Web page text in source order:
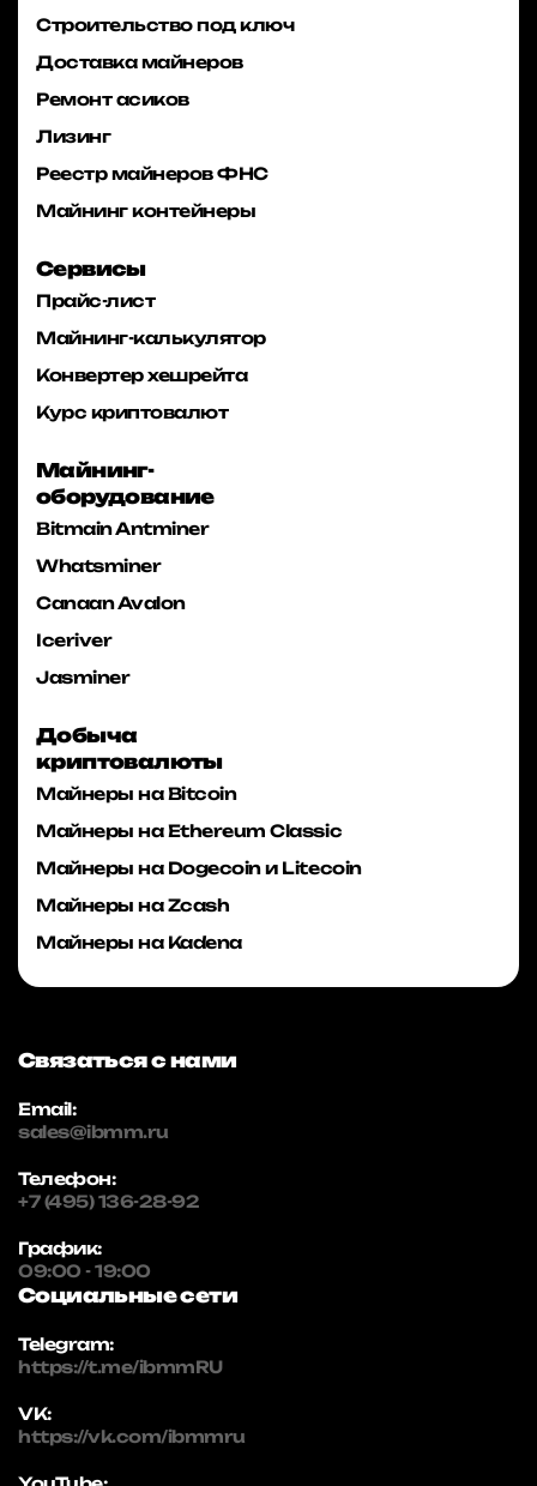
Строительство под ключ
Доставка майнеров
Ремонт асиков
Лизинг
Реестр майнеров ФНС
Майнинг контейнеры
Сервисы
Прайс-лист
Майнинг-калькулятор
Конвертер хешрейта
Курс криптовалют
Майнинг-
оборудование
Bitmain Antminer
Whatsminer
Canaan Avalon
Iceriver
Jasminer
Добыча
криптовалюты
Майнеры на Bitcoin
Майнеры на Ethereum Classic
Майнеры на Dogecoin и Litecoin
Майнеры на Zcash
Майнеры на Kadena
Связаться с нами
Email:
sales@ibmm.ru
Телефон:
+7 (495) 136-28-92
График:
09:00 - 19:00
Социальные сети
Telegram:
https://t.me/ibmmRU
VK:
https://vk.com/ibmmru